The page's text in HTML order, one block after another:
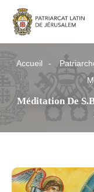
Accueil
Méditation De